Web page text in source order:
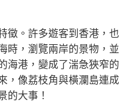
。許多遊客到香港，也
時，瀏覽兩岸的景物，並
海港，變成了湍急狹窄的
，像荔枝角與橫瀾島連成
的大事！